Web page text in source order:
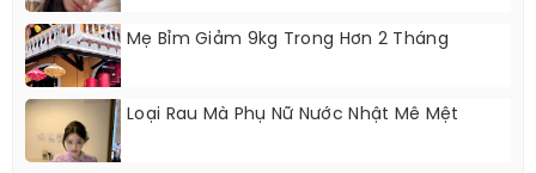
Mẹ Bỉm Giảm 9kg Trong Hơn 2 Tháng
Loại Rau Mà Phụ Nữ Nước Nhật Mê Mệt